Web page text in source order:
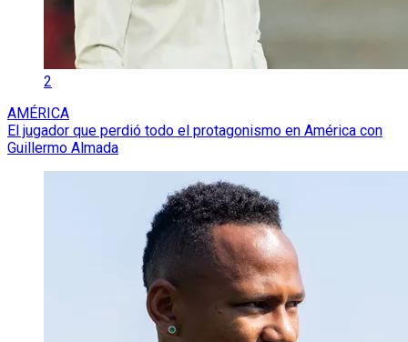
2
AMÉRICA
El jugador que perdió todo el protagonismo en América con
Guillermo Almada